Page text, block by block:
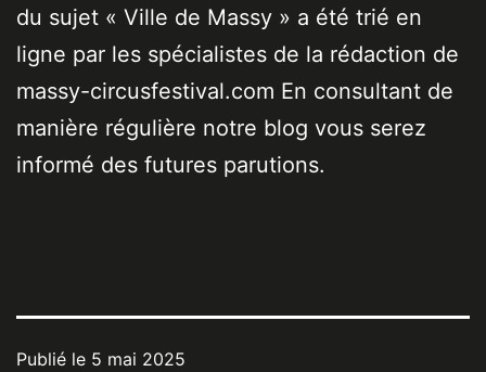
du sujet « Ville de Massy » a été trié en
ligne par les spécialistes de la rédaction de
massy-circusfestival.com En consultant de
manière régulière notre blog vous serez
informé des futures parutions.
Publié le 5 mai 2025